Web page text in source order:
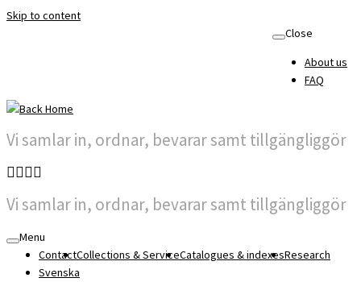
Skip to content
Close
About us
FAQ
Vi samlar in, ordnar, bevarar samt tillgängliggör
Vi samlar in, ordnar, bevarar samt tillgängliggör
Menu
ContactCollections & ServiceCatalogues & indexesResearch
Svenska